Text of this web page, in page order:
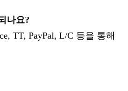
나요?
TT, PayPal, L/C 등을 통해